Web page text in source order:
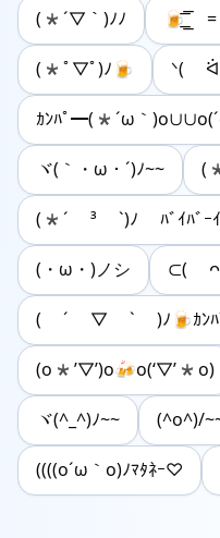
(*´▽｀)ﾉﾉ 🍺͟͟͞͞
(*ﾟ▽ﾟ)ﾉ🍺 ᐠ(
ｶﾝﾊﾟ━(*´ω｀
ヾ(｀・ω・´)ﾉ~~
(*´ ³ `)ﾉ ﾊﾞｲﾊﾞｰｲ
(・ω・)ノシ ⊂( ᴖ
( ´ ▽ ` )ﾉ🍺ｶﾝﾊﾟ
(o*’▽’)o🍻o(‘▽’*o)
ヾ(^_^)ﾉ~~ (^o^)/
((((o´ω｀o)ﾉﾏﾀﾈｰ♡